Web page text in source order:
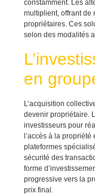
constamment. Les
multiplient, offrant de
propriétaires. Ces
selon des modalités
en
L’acquisition
devenir propriétaire.
investisseurs pour
l’accès à la propriété
plateformes
sécurité des
forme
progressive vers la
prix final.